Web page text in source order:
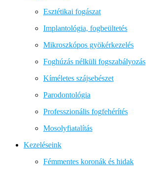
Esztétikai fogászat
Implantológia, fogbeültetés
Mikroszkópos gyökérkezelés
Foghúzás nélküli fogszabályozás
Kíméletes szájsebészet
Parodontológia
Professzionális fogfehérítés
Mosolyfiatalítás
Kezeléseink
Fémmentes koronák és hidak